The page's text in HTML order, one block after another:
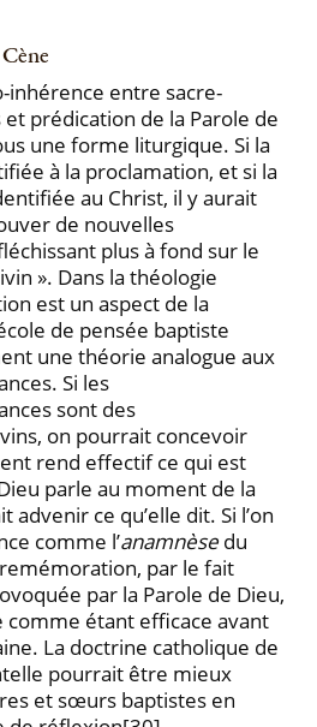
inhérence entre sacre­
prédication de la Parole de
une forme liturgique. Si la
à la proclamation, et si la
au Christ, il y aurait
de nouvelles
plus à fond sur le
». Dans la théologie
est un aspect de la
de pensée baptiste
une théorie analogue aux
Si les
sont des
on pourrait conce­voir
rend effectif ce qui est
parle au moment de la
advenir ce qu’elle dit. Si l’on
comme l’anamnèsedu
par le fait
par la Parole de Dieu,
étant efficace avant
La doctrine catholique de
pour­rait être mieux
et sœurs bap­tistes en